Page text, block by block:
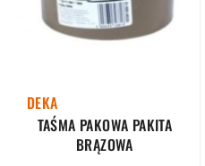
DEKA
TAŚMA PAKOWA PAKITA
BRĄZOWA